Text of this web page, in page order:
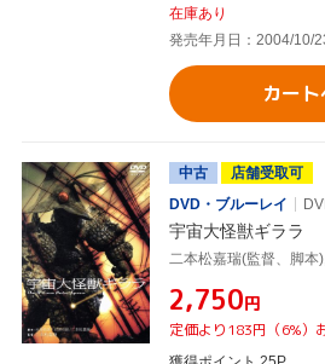
在庫あり
発売年月日：2004/10/
カー
中古
店舗受取可
DVD・ブルーレイ
宇宙大怪獣ギララ
二本松嘉瑞(監督、脚本
¥2,750円
定価より183円（6%）